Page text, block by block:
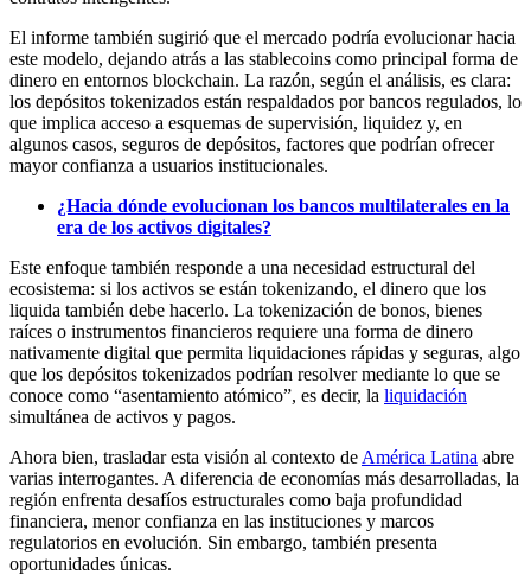
El informe también sugirió que el mercado podría evolucionar hacia
este modelo, dejando atrás a las stablecoins como principal forma de
dinero en entornos blockchain. La razón, según el análisis, es clara:
los depósitos tokenizados están respaldados por bancos regulados, lo
que implica acceso a esquemas de supervisión, liquidez y, en
algunos casos, seguros de depósitos, factores que podrían ofrecer
mayor confianza a usuarios institucionales.
¿Hacia dónde evolucionan los bancos multilaterales en la
era de los activos digitales?
Este enfoque también responde a una necesidad estructural del
ecosistema: si los activos se están tokenizando, el dinero que los
liquida también debe hacerlo. La tokenización de bonos, bienes
raíces o instrumentos financieros requiere una forma de dinero
nativamente digital que permita liquidaciones rápidas y seguras, algo
que los depósitos tokenizados podrían resolver mediante lo que se
conoce como “asentamiento atómico”, es decir, la liquidación
simultánea de activos y pagos.
Ahora bien, trasladar esta visión al contexto de América Latina abre
varias interrogantes. A diferencia de economías más desarrolladas, la
región enfrenta desafíos estructurales como baja profundidad
financiera, menor confianza en las instituciones y marcos
regulatorios en evolución. Sin embargo, también presenta
oportunidades únicas.